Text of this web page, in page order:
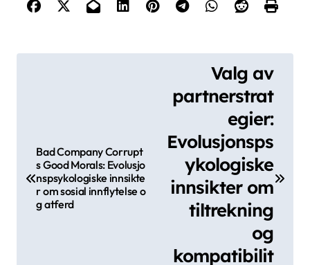
gjenkjenne sosiale signaler, og neglisjere
jevnaldrende og hindre samarbeid. Feiltolkning av
sosiale signaler kan føre til misforståelser, mens
prioritering av ekte forbindelser fremmer tillit. Å
gjenkjenne de unike egenskapene ved forskjellige
sosiale kontekster forbedrer tilpasningsevnen.
Hvordan kan man effektivt utnytte
sin posisjon innen et hierarki?
For å effektivt utnytte en posisjon innen et hierarki,
demonstrere kompetanse. Å etablere tillit med